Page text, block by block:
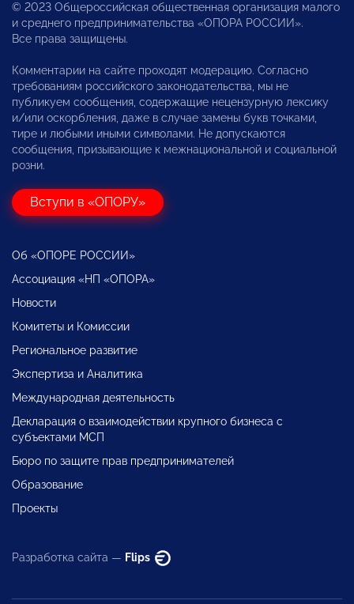
© 2023 Общероссийская общественная организация малого
и среднего предпринимательства «ОПОРА РОССИИ».
Все права защищены.
Комментарии на сайте проходят модерацию. Согласно
требованиям российского законодательства, мы не
публикуем сообщения, содержащие нецензурную лексику
и/или оскорбления, даже в случае замены букв точками,
тире и любыми иными символами. Не допускаются
сообщения, призывающие к межнациональной и социальной
розни.
Вступи в «ОПОРУ»
Об «ОПОРЕ РОССИИ»
Ассоциация «НП «ОПОРА»
Новости
Комитеты и Комиссии
Региональное развитие
Экспертиза и Аналитика
Международная деятельность
Декларация о взаимодействии крупного бизнеса с
субъектами МСП
Бюро по защите прав предпринимателей
Образование
Проекты
Разработка сайта — Flips